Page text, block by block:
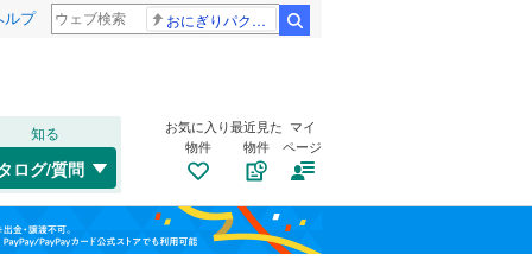
ルプ おにぎりパクパク
知る
ログ/質問
お気に入り
物件
最近見た
物件
マイ
ページ
千歳線(0)
日高本線(0)
宗谷本線(0)
(15) (15) (6)
トイレ２か所（20）
太陽光発電システム（8）